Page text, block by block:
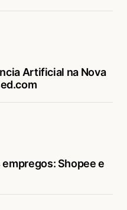
Artificial na Nova
Shopee e